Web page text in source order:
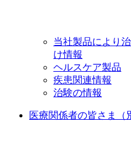
当社製品により
け情報
ヘルスケア製品
疾患関連情報
治験の情報
医療関係者の皆さま